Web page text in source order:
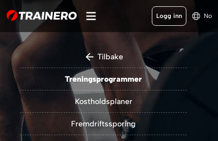
Logg inn No
Tilbake
Treningsprogrammer
Kostholdsplaner
Fremdriftssporing